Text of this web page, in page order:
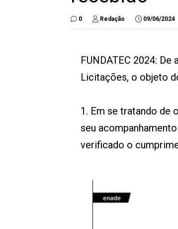
0 Redação 09/06/2024
FUNDATEC 2024: De
Licitações, o objeto
1. Em se tratando de
seu
verificado o